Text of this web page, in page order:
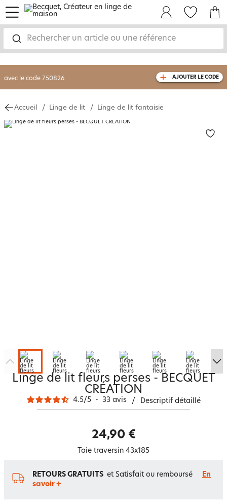
Rechercher un article ou une référence
menu
-30% sur votre commandedès 2 articles
livraison GRATUITEdès 110€ d'achat
avec le code 750826 AJOUTER LE CODE
Accueil Linge de lit Linge de lit fantaisie
Linge de lit fleurs perses - BECQUET
CRÉATION
4.5/5 - 33 avis / Descriptif détaillé
24,90 €
Taie traversin 43x185
RETOURS GRATUITS et Satisfait ou remboursé
En
savoir +